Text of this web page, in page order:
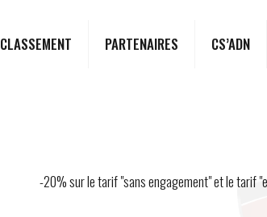
CLASSEMENT PARTENAIRES CS’ADN
-20% sur le tarif "sans engagement" et le tarif